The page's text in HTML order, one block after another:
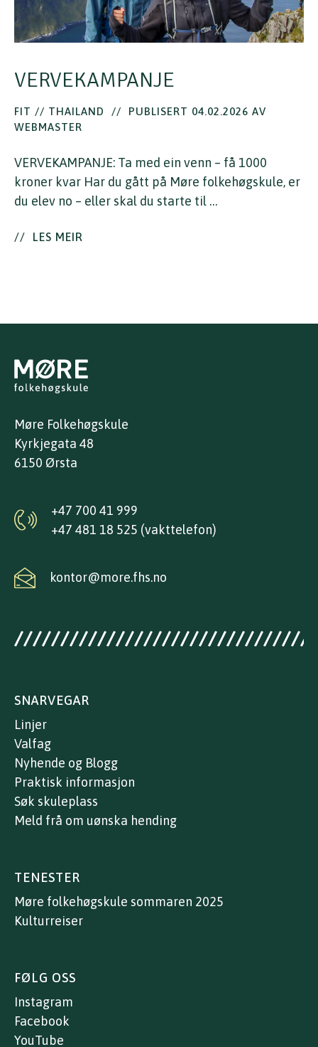
VERVEKAMPANJE
FIT // THAILAND //
PUBLISERT 04.02.2026 AV
WEBMASTER
VERVEKAMPANJE: Ta med ein venn – få 1000
kroner kvar Har du gått på Møre folkehøgskule, er
du elev no – eller skal du starte til …
// LES MEIR
Møre Folkehøgskule
Kyrkjegata 48
6150 Ørsta
+47 700 41 999
+47 481 18 525 (vakttelefon)
kontor@more.fhs.no
SNARVEGAR
Linjer
Valfag
Nyhende og Blogg
Praktisk informasjon
Søk skuleplass
Meld frå om uønska hending
TENESTER
Møre folkehøgskule sommaren 2025
Kulturreiser
FØLG OSS
Instagram
Facebook
YouTube